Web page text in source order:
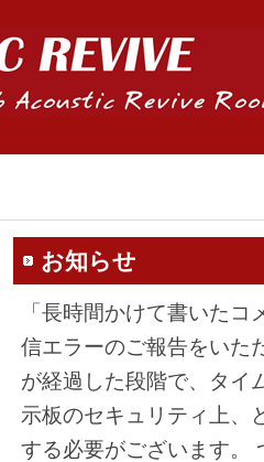
お知らせ
「長時間かけて書いた
信エラーのご報告をいた
が経過した段階で、タイ
示板のセキュリティ上、
する必要がございます。